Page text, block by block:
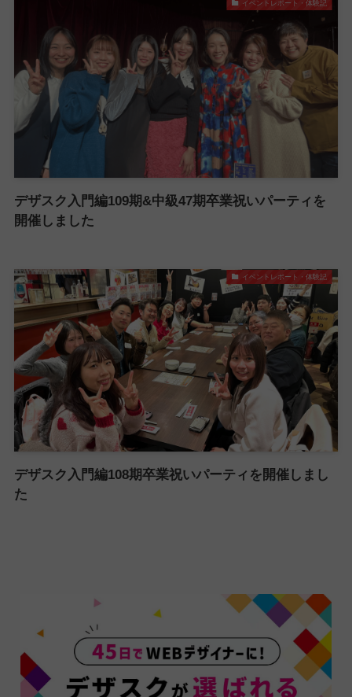
イベントレポート・体験記
デザスク入門編109期&中級47期卒業祝いパーティを
開催しました
イベントレポート・体験記
デザスク入門編108期卒業祝いパーティを開催しまし
た